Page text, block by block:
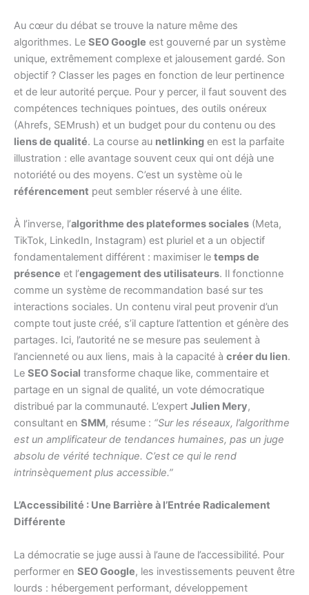
Au cœur du débat se trouve la nature même des
algorithmes. Le SEO Google est gouverné par un système
unique, extrêmement complexe et jalousement gardé. Son
objectif ? Classer les pages en fonction de leur pertinence
et de leur autorité perçue. Pour y percer, il faut souvent des
compétences techniques pointues, des outils onéreux
(Ahrefs, SEMrush) et un budget pour du contenu ou des
liens de qualité. La course au netlinking en est la parfaite
illustration : elle avantage souvent ceux qui ont déjà une
notoriété ou des moyens. C’est un système où le
référencement peut sembler réservé à une élite.
À l’inverse, l’algorithme des plateformes sociales (Meta,
TikTok, LinkedIn, Instagram) est pluriel et a un objectif
fondamentalement différent : maximiser le temps de
présence et l’engagement des utilisateurs. Il fonctionne
comme un système de recommandation basé sur tes
interactions sociales. Un contenu viral peut provenir d’un
compte tout juste créé, s’il capture l’attention et génère des
partages. Ici, l’autorité ne se mesure pas seulement à
l’ancienneté ou aux liens, mais à la capacité à créer du lien.
Le SEO Social transforme chaque like, commentaire et
partage en un signal de qualité, un vote démocratique
distribué par la communauté. L’expert Julien Mery,
consultant en SMM, résume : “Sur les réseaux, l’algorithme
est un amplificateur de tendances humaines, pas un juge
absolu de vérité technique. C’est ce qui le rend
intrinsèquement plus accessible.”
L’Accessibilité : Une Barrière à l’Entrée Radicalement
Différente
La démocratie se juge aussi à l’aune de l’accessibilité. Pour
performer en SEO Google, les investissements peuvent être
lourds : hébergement performant, développement